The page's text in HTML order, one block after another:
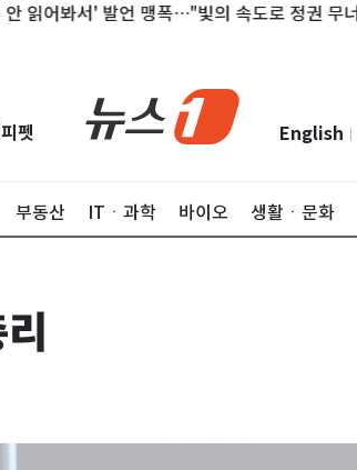
서' 발언 맹폭…"빛의 속도로 정권 무너질 것"
펫 English
부동산 ITㆍ과학 바이오 생활ㆍ문화